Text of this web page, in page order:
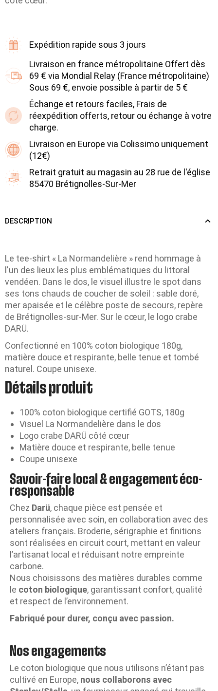
Expédition rapide sous 3 jours
Livraison en france métropolitaine Offert dès
69 € via Mondial Relay (France métropolitaine)
Sous 69 €, envoie possible à partir de 5 €
Échange et retours faciles, Frais de
réexpédition offerts, retour ou échange à votre
charge.
Livraison en Europe via Colissimo uniquement
(12€)
Retrait gratuit au magasin au 28 rue de l'église
85470 Brétignolles-Sur-Mer
DESCRIPTION
Le tee-shirt « La Normandelière » rend hommage à
l'un des lieux les plus emblématiques du littoral
vendéen. Dans le dos, le visuel illustre le spot dans
ses tons chauds de coucher de soleil : sable doré,
mer apaisée et le célèbre poste de secours, repère
de Brétignolles-sur-Mer. Sur le cœur, le logo crabe
DARÜ.
Confectionné en 100% coton biologique 180g,
matière douce et respirante, belle tenue et tombé
naturel. Coupe unisexe.
Détails produit
100% coton biologique certifié GOTS, 180g
Visuel La Normandelière dans le dos
Logo crabe DARÜ côté cœur
Matière douce et respirante, belle tenue
Coupe unisexe
Savoir-faire local & engagement éco-
responsable
Chez Darü, chaque pièce est pensée et
personnalisée avec soin, en collaboration avec des
ateliers français. Broderie, sérigraphie et finitions
sont réalisées en circuit court, mettant en valeur
l’artisanat local et réduisant notre empreinte
carbone.
Nous choisissons des matières durables comme
le coton biologique, garantissant confort, qualité
et respect de l’environnement.
Fabriqué pour durer, conçu avec passion.
Nos engagements
Le coton biologique que nous utilisons n’étant pas
cultivé en Europe, nous collaborons avec